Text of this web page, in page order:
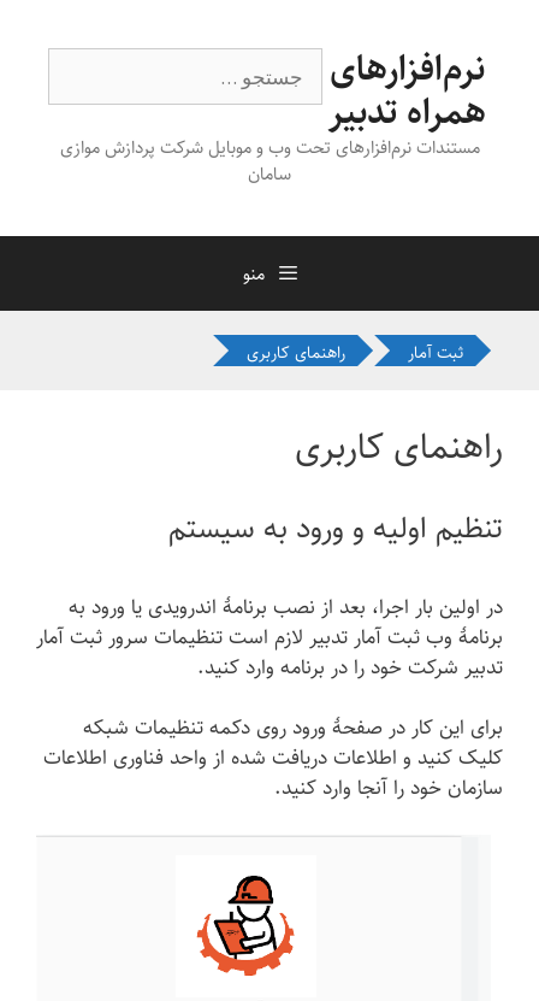
نرم‌افزارهای
همراه تدبیر
مستندات نرم‌افزارهای تحت وب و موبایل شرکت پردازش موازی
سامان
منو
ثبت آمار راهنمای کاربری
راهنمای کاربری
تنظیم اولیه و ورود به سیستم
در اولین بار اجرا، بعد از نصب برنامهٔ اندرویدی یا ورود به
برنامهٔ وب ثبت آمار تدبیر لازم است تنظیمات سرور ثبت آمار
تدبیر شرکت خود را در برنامه وارد کنید.
برای این کار در صفحهٔ ورود روی دکمه تنظیمات شبکه
کلیک کنید و اطلاعات دریافت شده از واحد فناوری اطلاعات
سازمان خود را آنجا وارد کنید.